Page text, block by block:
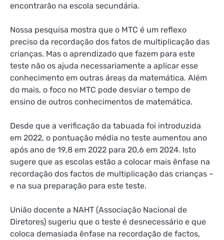
encontrarão na escola secundária.
Nossa pesquisa mostra que o MTC é um reflexo
preciso da recordação dos fatos de multiplicação das
crianças. Mas o aprendizado que fazem para este
teste não os ajuda necessariamente a aplicar esse
conhecimento em outras áreas da matemática. Além
do mais, o foco no MTC pode desviar o tempo de
ensino de outros conhecimentos de matemática.
Desde que a verificação da tabuada foi introduzida
em 2022, o pontuação média no teste aumentou ano
após ano de 19,8 em 2022 para 20,6 em 2024. Isto
sugere que as escolas estão a colocar mais ênfase na
recordação dos factos de multiplicação das crianças –
e na sua preparação para este teste.
União docente a NAHT (Associação Nacional de
Diretores) sugeriu que o teste é desnecessário e que
coloca demasiada ênfase na recordação de factos,